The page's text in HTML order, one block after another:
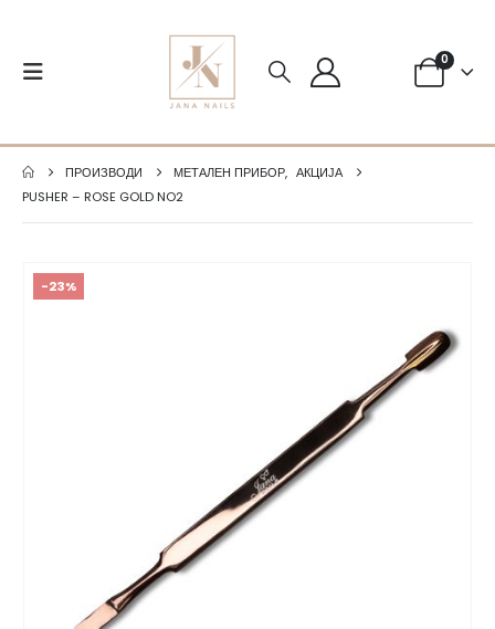
0
ПРОИЗВОДИ МЕТАЛЕН ПРИБОР, АКЦИЈА
PUSHER – ROSE GOLD NO2
-23%